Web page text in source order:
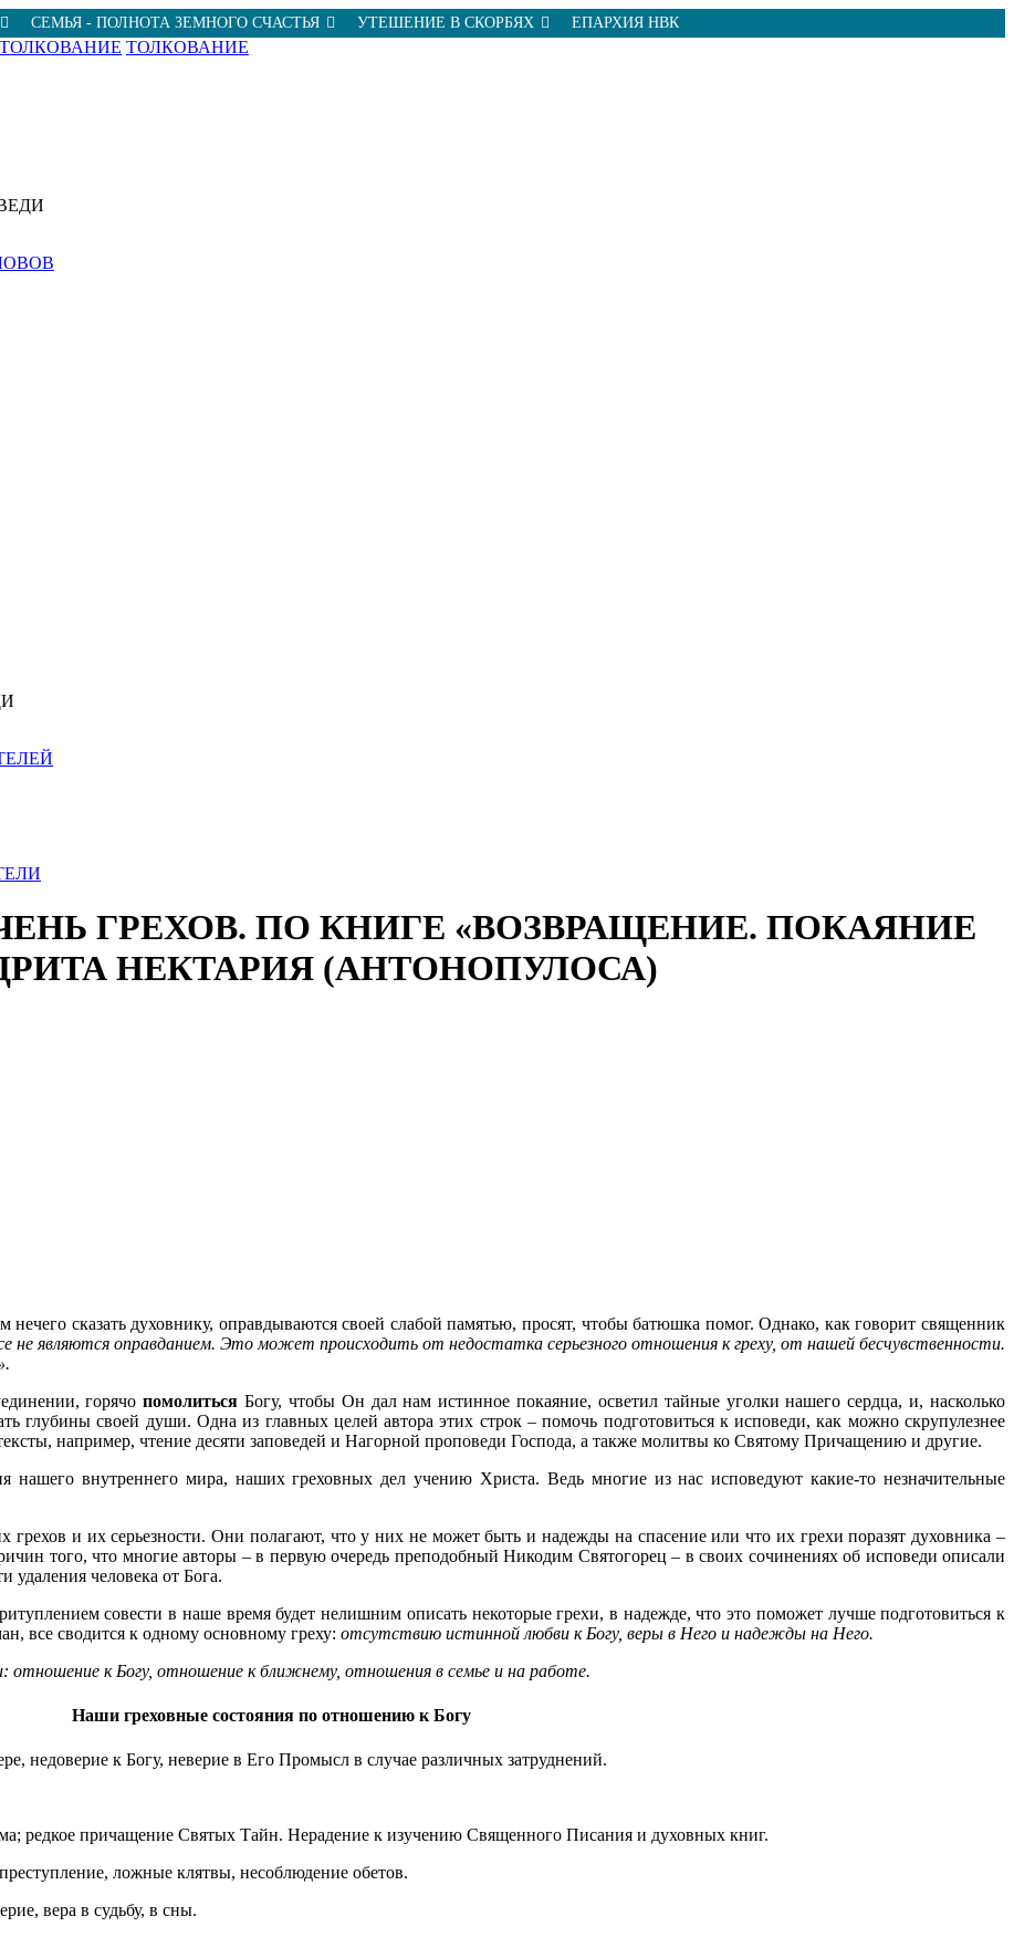
СЕМЬЯ - ПОЛНОТА ЗЕМНОГО СЧАСТЬЯ УТЕШЕНИЕ В СКОРБЯХ ЕПАРХИЯ НВК
ТОЛКОВАНИЕ ТОЛКОВАНИЕ
ГРЕХОВ. ПО КНИГЕ «ВОЗВРАЩЕНИЕ. ПОКАЯНИЕ
НЕКТАРИЯ (АНТОНОПУЛОСА)
сказать духовнику, оправдываются своей слабой памятью, просят, чтобы батюшка помог. Однако, как говорит священник
не являются оправданием. Это может происходить от недостатка серьезного отношения к греху, от нашей бесчувственности.
горячопомолиться Богу, чтобы Он дал нам истинное покаяние, осветил тайные уголки нашего сердца, и, насколько
глубины своей души. Одна из главных целей автора этих строк – помочь подготовиться к исповеди, как можно скрупулезнее
например, чтение десяти заповедей и Нагорной проповеди Господа, а также молитвы ко Святому Причащению и другие.
нашего внутреннего мира, наших греховных дел учению Христа. Ведь многие из нас исповедуют какие-то незначительные
грехов и их серьезности. Они полагают, что у них не может быть и надежды на спасение или что их грехи поразят духовника –
того, что многие авторы – в первую очередь преподобный Никодим Святогорец – в своих сочинениях об исповеди описали
удаления человека от Бога.
совести в наше время будет нелишним описать некоторые грехи, в надежде, что это поможет лучше подготовиться к
все сводится к одному основному греху: отсутствию истинной любви к Богу, веры в Него и надежды на Него.
к Богу, отношение к ближнему, отношения в семье и на работе.
Наши греховные состояния по отношению к Богу
недоверие к Богу, неверие в Его Промысл в случае различных затруднений.
редкое причащение Святых Тайн. Нерадение к изучению Священного Писания и духовных книг.
ложные клятвы, несоблюдение обетов.
вера в судьбу, в сны.